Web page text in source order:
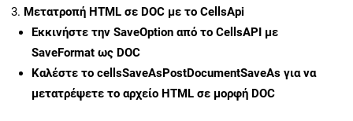
Μετατροπή HTML σε DOC με το CellsApi
Εκκινήστε την SaveOption από το CellsAPI με
SaveFormat ως DOC
Καλέστε το cellsSaveAsPostDocumentSaveAs για να
μετατρέψετε το αρχείο HTML σε μορφή DOC